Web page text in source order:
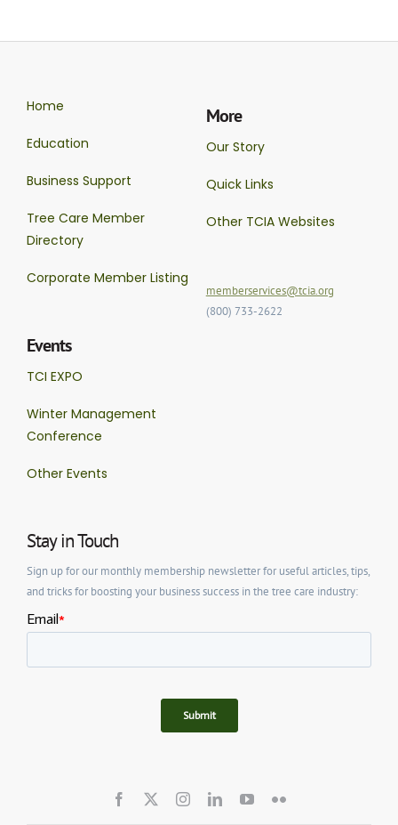
Home
Education
Business Support
Tree Care Member
Directory
Corporate Member Listing
Events
TCI EXPO
Winter Management
Conference
Other Events
More
Our Story
Quick Links
Other TCIA Websites
memberservices@tcia.org
(800) 733-2622
Stay in Touch
Sign up for our monthly membership newsletter for useful articles, tips,
and tricks for boosting your business success in the tree care industry: